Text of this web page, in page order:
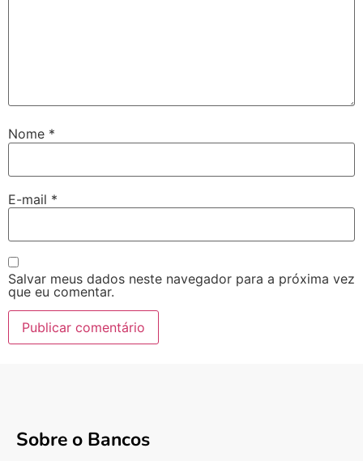
Nome *
E-mail *
Salvar meus dados neste navegador para a próxima vez
que eu comentar.
Sobre o Bancos